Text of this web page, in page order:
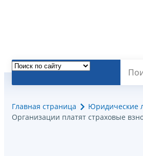
Главная страница
Юридические
Организации платят страховые